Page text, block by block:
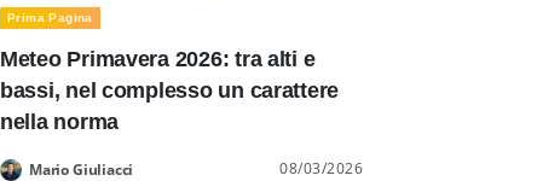
Prima Pagina
Meteo Primavera 2026: tra alti e
bassi, nel complesso un carattere
nella norma
Mario Giuliacci 08/03/2026